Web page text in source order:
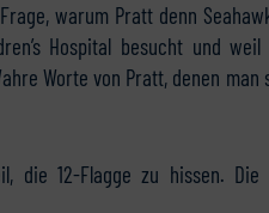
warum Pratt denn
Hospital besucht und
Worte von Pratt, denen
die 12-Flagge zu hissen.